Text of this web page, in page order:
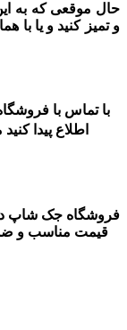
حال موقعی که به
و تمیز کنید و یا با
با تماس با
فروشگاه جک شاپ
قیمت مناسب و